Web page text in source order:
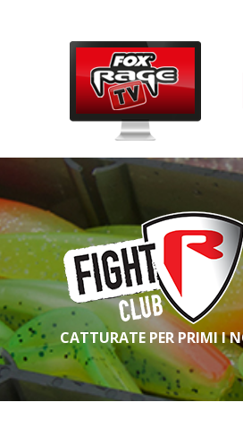
CATTURATE PER PRIMI I